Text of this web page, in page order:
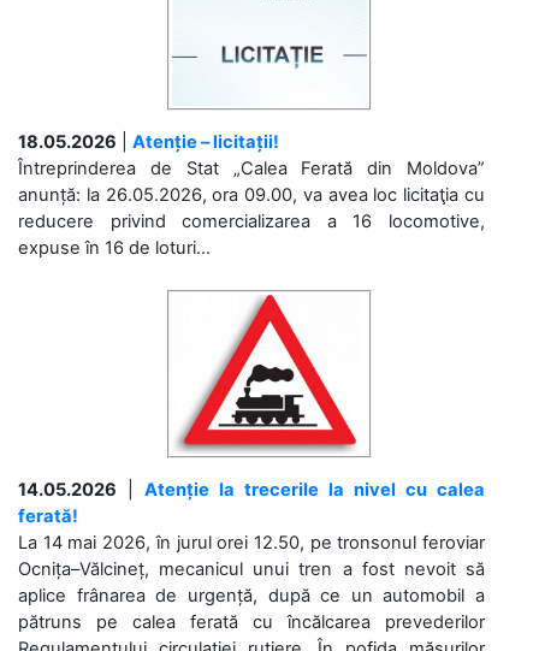
18.05.2026
Atenție – licitații!
Întreprinderea de Stat „Calea Ferată din Moldova”
anunță: la 26.05.2026, ora 09.00, va avea loc licitaţia cu
reducere privind comercializarea a 16 locomotive,
expuse în 16 de loturi...
14.05.2026
Atenție la trecerile la nivel cu calea
ferată!
La 14 mai 2026, în jurul orei 12.50, pe tronsonul feroviar
Ocnița–Vălcineț, mecanicul unui tren a fost nevoit să
aplice frânarea de urgență, după ce un automobil a
pătruns pe calea ferată cu încălcarea prevederilor